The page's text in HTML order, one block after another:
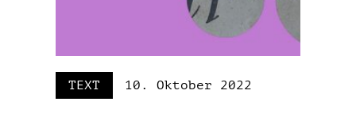
TEXT 10. Oktober 2022